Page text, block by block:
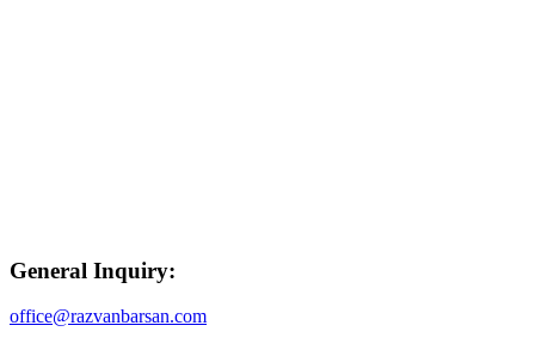
General Inquiry:
office@razvanbarsan.com